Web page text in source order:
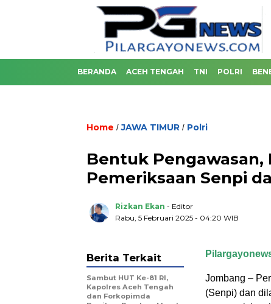
BERANDA ACEH TENGAH TNI POLRI
Home /JAWA TIMUR / Polri
Bentuk
Pemeriksaan Senpi
Rizkan Ekan - Editor
Rabu, 5 Februari 2025 - 04:20 WIB
Jombang –
(Senpi) dan
Berita Terkait
Sambut HUT Ke-81 RI,
Kapolres Aceh Tengah
dan Forkopimda